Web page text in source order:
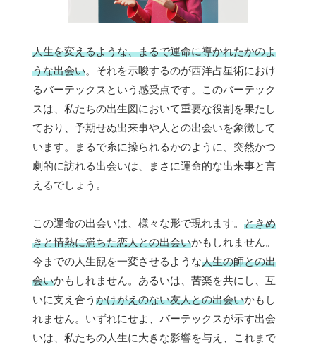
人生を変えるような、まるで運命に導かれたかのよ
うな出会い。それを示唆するのが西洋占星術におけ
るバーテックスという感受点です。このバーテック
スは、私たちの出生図において重要な役割を果たし
ており、予期せぬ出来事や人との出会いを象徴して
います。まるで糸に操られるかのように、突然かつ
劇的に訪れる出会いは、まさに運命的な出来事と言
えるでしょう。
この運命の出会いは、様々な形で現れます。 ときめ
きと情熱に満ちた恋人との出会いかもしれません。
今までの人生観を一変させるような人生の師との出
会いかもしれません。あるいは、苦楽を共にし、互
いに支え合う かけがえのない友人との出会いかもし
れません。いずれにせよ、バーテックスが示す出会
いは、私たちの人生に大きな影響を与え、これまで